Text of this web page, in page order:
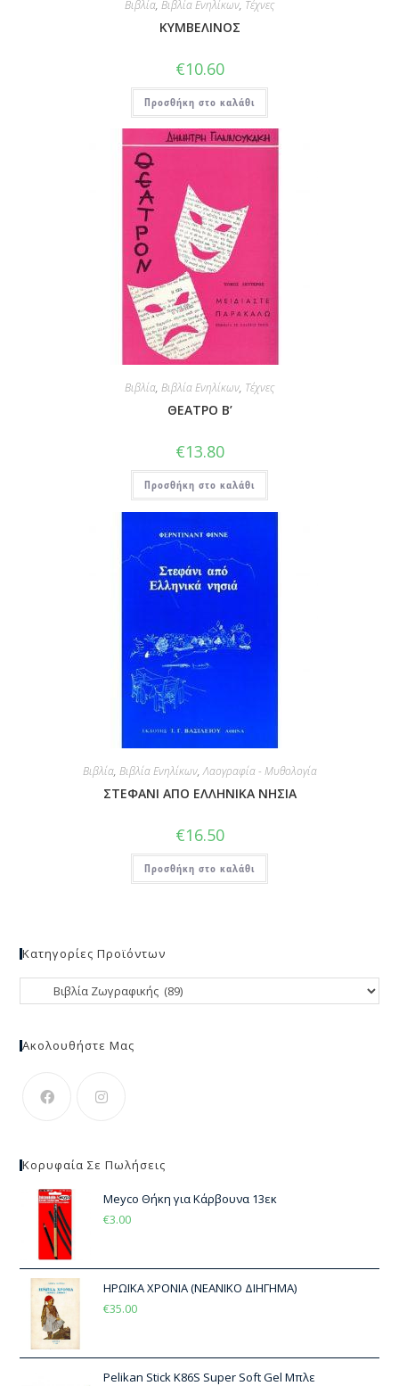
Βιβλία, Βιβλία Ενηλίκων, Τέχνες
ΚΥΜΒΕΛΙΝΟΣ
€10.60
Προσθήκη στο καλάθι
Βιβλία, Βιβλία Ενηλίκων, Τέχνες
ΘΕΑΤΡΟ Β’
€13.80
Προσθήκη στο καλάθι
Βιβλία, Βιβλία Ενηλίκων,Λαογραφία - Μυθολογία
ΣΤΕΦΑΝΙ ΑΠΟ ΕΛΛΗΝΙΚΑ ΝΗΣΙΑ
€16.50
Προσθήκη στο καλάθι
Κατηγορίες Προϊόντων
Ακολουθήστε Μας
Κορυφαία Σε Πωλήσεις
Meyco Θήκη για Κάρβουνα 13εκ
€3.00
ΗΡΩΪΚΑ ΧΡΟΝΙΑ (ΝΕΑΝΙΚΟ ΔΙΗΓΗΜΑ)
€35.00
Pelikan Stick K86S Super Soft Gel Μπλε